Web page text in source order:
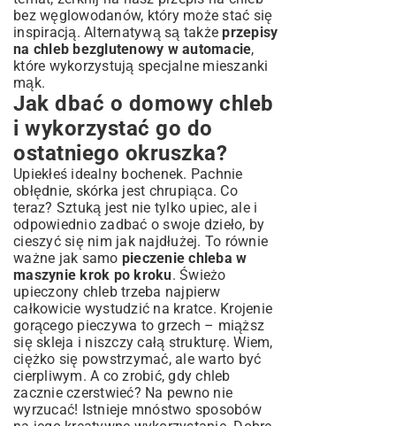
bez węglowodanów, który może stać się
inspiracją. Alternatywą są takżeprzepisy
na chleb bezglutenowy w automacie,
które wykorzystują specjalne mieszanki
mąk.
Jak dbać o domowy chleb
i wykorzystać go do
ostatniego okruszka?
Upiekłeś idealny bochenek. Pachnie
obłędnie, skórka jest chrupiąca. Co
teraz? Sztuką jest nie tylko upiec, ale i
odpowiednio zadbać o swoje dzieło, by
cieszyć się nim jak najdłużej. To równie
ważne jak samo pieczenie chleba w
maszynie krok po kroku. Świeżo
upieczony chleb trzeba najpierw
całkowicie wystudzić na kratce. Krojenie
gorącego pieczywa to grzech – miąższ
się skleja i niszczy całą strukturę. Wiem,
ciężko się powstrzymać, ale warto być
cierpliwym. A co zrobić, gdy chleb
zacznie czerstwieć? Na pewno nie
wyrzucać! Istnieje mnóstwo sposobów